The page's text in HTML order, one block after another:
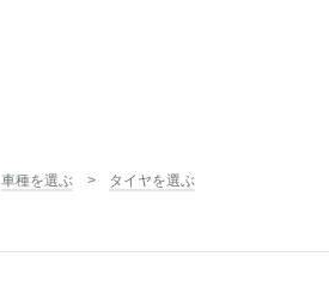
車種を選ぶ
タイヤを選ぶ